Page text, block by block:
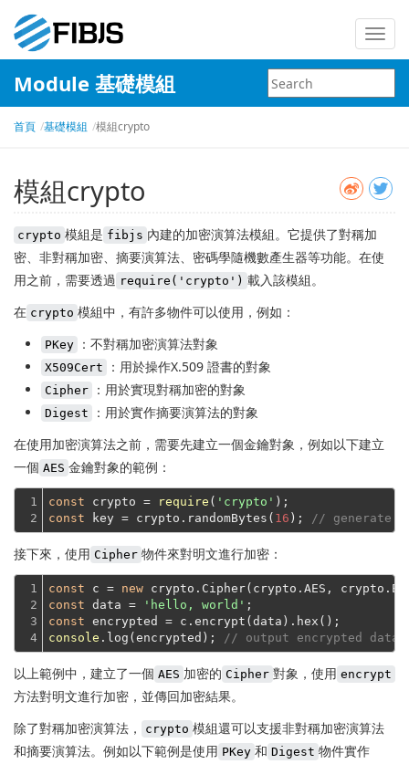
Module 基礎模組
首頁 基礎模組 模組crypto
模組crypto
crypto 模組是 fibjs 內建的加密演算法模組。它提供了對稱加
密、非對稱加密、摘要演算法、密碼學隨機數產生器等功能。在使
用之前，需要透過 require('crypto') 載入該模組。
在 crypto 模組中，有許多物件可以使用，例如：
PKey ：不對稱加密演算法對象
X509Cert ：用於操作X.509 證書的對象
Cipher ：用於實現對稱加密的對象
Digest
：用於實作摘要演算法的對象
在使用加密演算法之前，需要先建立一個金鑰對象，例如以下建立
一個 AES 金鑰對象的範例：
1
2
const crypto = require ( 'crypto'
const key = crypto.randomBytes( 16 ); // generate a
接下來，使用 Cipher 物件來對明文進行加密：
1
2
3
4
const c = new
const data = 'hello, world'
const
console .log(encrypted); // output encrypted data
以上範例中，建立了一個 AES 加密的 Cipher 對象，使用 encrypt
方法對明文進行加密，並傳回加密結果。
除了對稱加密演算法，
crypto 模組還可以支援非對稱加密演算法
和摘要演算法。例如以下範例是使用 PKey 和 Digest 物件實作